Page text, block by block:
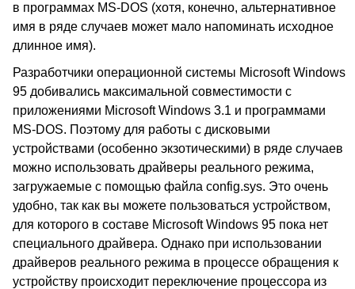
в программах MS-DOS (хотя, конечно, альтернативное
имя в ряде случаев может мало напоминать исходное
длинное имя).
Разработчики операционной системы Microsoft Windows
95 добивались максимальной совместимости с
приложениями Microsoft Windows 3.1 и программами
MS-DOS. Поэтому для работы с дисковыми
устройствами (особенно экзотическими) в ряде случаев
можно использовать драйверы реального режима,
загружаемые с помощью файла config.sys. Это очень
удобно, так как вы можете пользоваться устройством,
для которого в составе Microsoft Windows 95 пока нет
специального драйвера. Однако при использовании
драйверов реального режима в процессе обращения к
устройству происходит переключение процессора из